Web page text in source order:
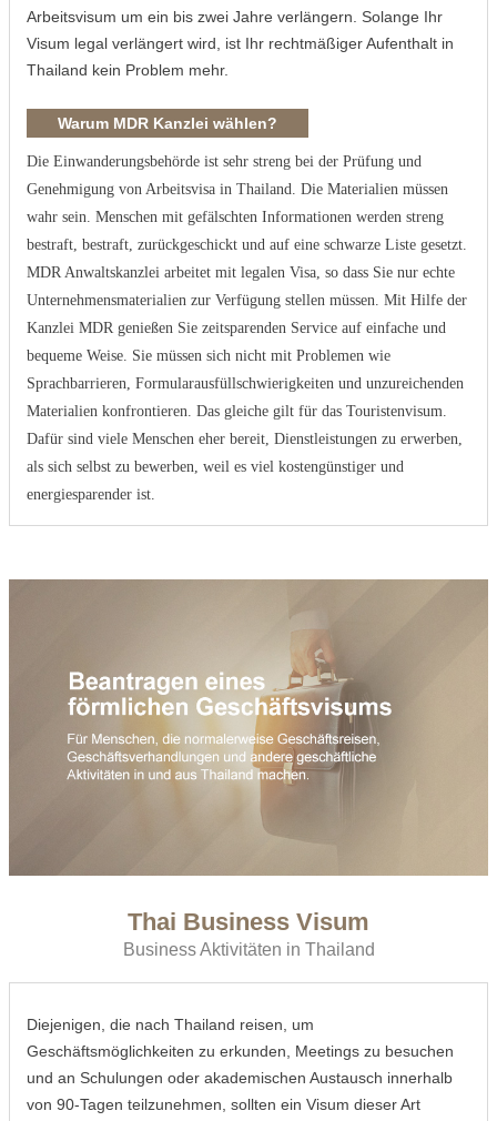
Arbeitsvisum um ein bis zwei Jahre verlängern. Solange Ihr
Visum legal verlängert wird, ist Ihr rechtmäßiger Aufenthalt in
Thailand kein Problem mehr.
Warum MDR Kanzlei wählen?
Die Einwanderungsbehörde ist sehr streng bei der Prüfung und
Genehmigung von Arbeitsvisa in Thailand. Die Materialien müssen
wahr sein. Menschen mit gefälschten Informationen werden streng
bestraft, bestraft, zurückgeschickt und auf eine schwarze Liste gesetzt.
MDR Anwaltskanzlei arbeitet mit legalen Visa, so dass Sie nur echte
Unternehmensmaterialien zur Verfügung stellen müssen. Mit Hilfe der
Kanzlei MDR genießen Sie zeitsparenden Service auf einfache und
bequeme Weise. Sie müssen sich nicht mit Problemen wie
Sprachbarrieren, Formularausfüllschwierigkeiten und unzureichenden
Materialien konfrontieren. Das gleiche gilt für das Touristenvisum.
Dafür sind viele Menschen eher bereit, Dienstleistungen zu erwerben,
als sich selbst zu bewerben, weil es viel kostengünstiger und
energiesparender ist.
Thai Business Visum
Business Aktivitäten in Thailand
Diejenigen, die nach Thailand reisen, um
Geschäftsmöglichkeiten zu erkunden, Meetings zu besuchen
und an Schulungen oder akademischen Austausch innerhalb
von 90-Tagen teilzunehmen, sollten ein Visum dieser Art